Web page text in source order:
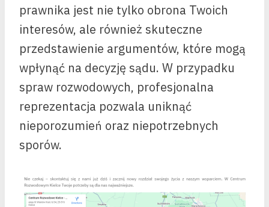
prawnika jest nie tylko obrona Twoich
interesów, ale również skuteczne
przedstawienie argumentów, które mogą
wpłynąć na decyzję sądu. W przypadku
spraw rozwodowych, profesjonalna
reprezentacja pozwala uniknąć
nieporozumień oraz niepotrzebnych
sporów.